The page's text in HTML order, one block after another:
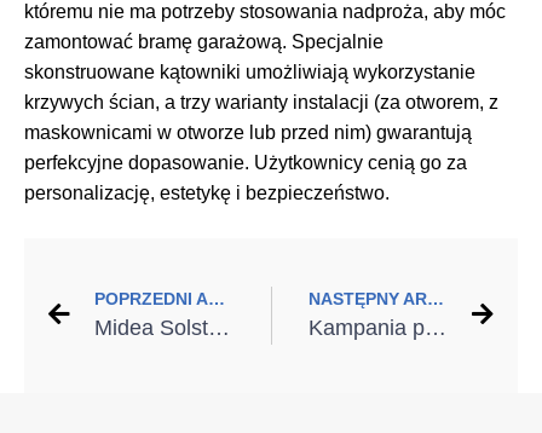
któremu nie ma potrzeby stosowania nadproża, aby móc
zamontować bramę garażową. Specjalnie
skonstruowane kątowniki umożliwiają wykorzystanie
krzywych ścian, a trzy warianty instalacji (za otworem, z
maskownicami w otworze lub przed nim) gwarantują
perfekcyjne dopasowanie. Użytkownicy cenią go za
personalizację, estetykę i bezpieczeństwo.
POPRZEDNI ARTYKUŁ
Midea Solstice – klimatyzacja z przyszłości z technologią AI EcoMaster
NASTĘPNY ARTYKUŁ
Kampania pod patronatem Instytutu Techniki Budowlanej